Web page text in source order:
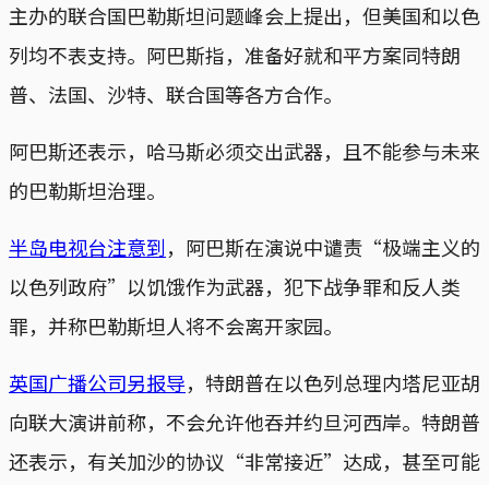
主办的联合国巴勒斯坦问题峰会上提出，但美国和以色
列均不表支持。阿巴斯指，准备好就和平方案同特朗
普、法国、沙特、联合国等各方合作。
阿巴斯还表示，哈马斯必须交出武器，且不能参与未来
的巴勒斯坦治理。
半岛电视台注意到，阿巴斯在演说中谴责“极端主义的
以色列政府”以饥饿作为武器，犯下战争罪和反人类
罪，并称巴勒斯坦人将不会离开家园。
英国广播公司另报导，特朗普在以色列总理内塔尼亚胡
向联大演讲前称，不会允许他吞并约旦河西岸。特朗普
还表示，有关加沙的协议“非常接近”达成，甚至可能